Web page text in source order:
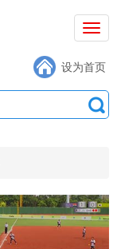
设为首页
切
导
航